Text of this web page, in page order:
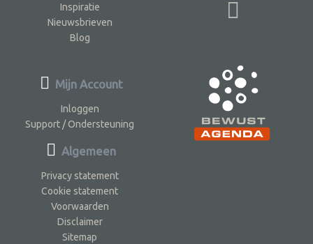
Inspiratie
Nieuwsbrieven
Blog
Mijn Account
Inloggen
Support / Ondersteuning
Algemeen
Privacy statement
Cookie statement
Voorwaarden
Disclaimer
Sitemap